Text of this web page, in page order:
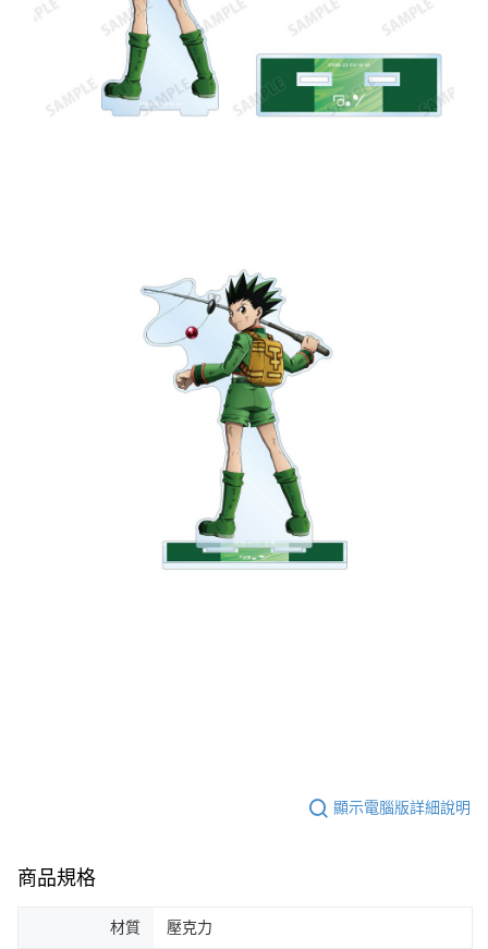
宅配-木棉花樂園專用
每筆NT$100，滿NT$1,300(含以上)免運費
宅配-離島(澎湖/金門/馬祖)-木棉花樂園專用
顯示電腦版詳細說明
商品規格
材質 壓克力